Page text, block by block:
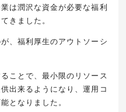
は潤沢な資金が必要な福利
きました。
、福利厚生のアウトソーシ
ことで、最小限のリソース
出来るようになり、運用コ
となりました。